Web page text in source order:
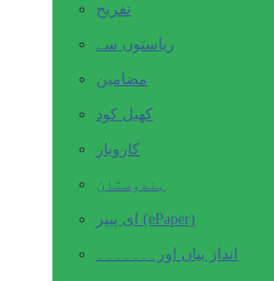
تفریح
ریاستوں سے
مضامین
کھیل کود
کاروبار
ہندوستان
ای پیپر (ePaper)
انداز بیاں اور۔۔۔۔۔۔۔